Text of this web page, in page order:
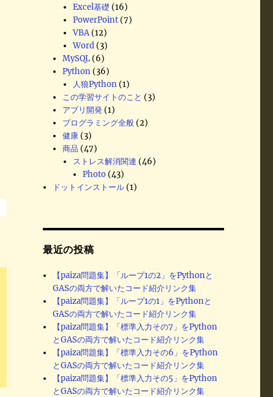
Excel基礎 (16)
PowerPoint(7)
VBA(12)
Word(3)
MySQL(6)
Python(36)
人狼Python(1)
この学習サイトのこと (3)
アプリ開発(1)
プログラミング全般(2)
健康(3)
商品 (47)
ストレス解消関連 (46)
Photo(43)
ドットインストール(1)
最近の投稿
【paiza問題集】「ループ1の2」をPythonと
GASの両方で解いたコード紹介リンク集
【paiza問題集】「ループ1の1」をPythonと
GASの両方で解いたコード紹介リンク集
【paiza問題集】「標準入力その7」をPython
とGASの両方で解いたコード紹介リンク集
【paiza問題集】「標準入力その6」をPython
とGASの両方で解いたコード紹介リンク集
【paiza問題集】「標準入力その5」をPython
とGASの両方で解いたコード紹介リンク集